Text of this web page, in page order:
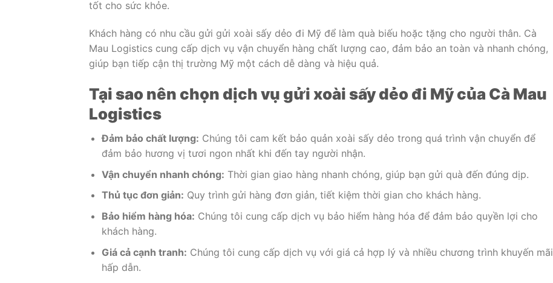
tốt cho sức khỏe.
Khách hàng có nhu cầu gửi gửi xoài sấy dẻo đi Mỹ để làm quà biếu hoặc tặng cho người thân. Cà
Mau Logistics cung cấp dịch vụ vận chuyển hàng chất lượng cao, đảm bảo an toàn và nhanh chóng,
giúp bạn tiếp cận thị trường Mỹ một cách dễ dàng và hiệu quả.
Tại sao nên chọn dịch vụ gửi xoài sấy dẻo đi Mỹ của Cà Mau
Logistics
Đảm bảo chất lượng: Chúng tôi cam kết bảo quản xoài sấy dẻo trong quá trình vận chuyển để
đảm bảo hương vị tươi ngon nhất khi đến tay người nhận.
Vận chuyển nhanh chóng: Thời gian giao hàng nhanh chóng, giúp bạn gửi quà đến đúng dịp.
Thủ tục đơn giản: Quy trình gửi hàng đơn giản, tiết kiệm thời gian cho khách hàng.
Bảo hiểm hàng hóa: Chúng tôi cung cấp dịch vụ bảo hiểm hàng hóa để đảm bảo quyền lợi cho
khách hàng.
Giá cả cạnh tranh: Chúng tôi cung cấp dịch vụ với giá cả hợp lý và nhiều chương trình khuyến mãi
hấp dẫn.